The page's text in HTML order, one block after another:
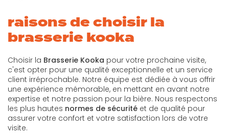
raisons de choisir la
brasserie kooka
Choisir la Brasserie Kooka pour votre prochaine visite,
c'est opter pour une qualité exceptionnelle et un service
client irréprochable. Notre équipe est dédiée à vous offrir
une expérience mémorable, en mettant en avant notre
expertise et notre passion pour la bière. Nous respectons
les plus hautes normes de sécurité et de qualité pour
assurer votre confort et votre satisfaction lors de votre
visite.